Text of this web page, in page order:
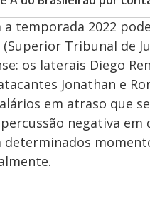
a temporada 2022
(Superior Tribunal de
os laterais Diego
Jonathan e
em atraso que
negativa